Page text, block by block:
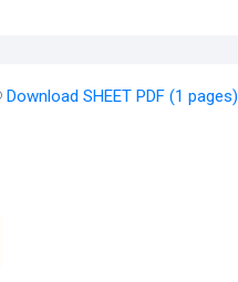
Download SHEET PDF (1 pages)